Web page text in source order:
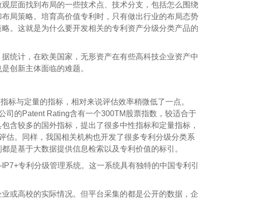
层面找到布局的一些技术点、技术分支，包括怎么围绕
局策略。培育高价值专利时，只有做出行业的布局态势
。这就是为什么要开发相关的专利资产分级分类产品的
计，在欧美国家，无形资产在有些高科技企业资产中
创新主体面临的难题。
与定量的指标，相对来说评估效率稍微低了一点。
司的Patent Rating含有一个300TM股票指数，较适合于
含较多的国外指标，提出了很多中性指标和定量指标，
估。同样，我国相关机构也开发了很多专利分级分类系
是基于大数据提供信息检索以及专利价值的标引。
专利 分级管理系统。这一系统具有独特的中国专利引
高校的实际情况。但平台采集的都是公开的数据，企